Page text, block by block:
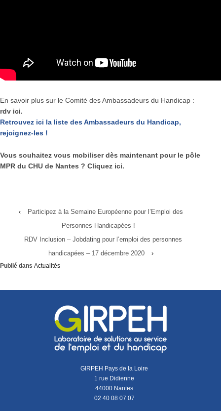
En savoir plus sur le Comité des Ambassadeurs du Handicap :
rdv ici.
Retrouvez ici la liste des Ambassadeurs du Handicap,
rejoignez-les !
Vous souhaitez vous mobiliser dès maintenant pour le pôle
MPR du CHU de Nantes ? Cliquez ici.
‹
Participez à la Semaine Européenne pour l’Emploi des
Personnes Handicapées !
RDV Inclusion – Jobdating pour l’emploi des personnes
handicapées – 17 décembre 2020
›
Publié dans Actualités
GIRPEH Pays de la Loire
1 rue Didienne
44000 Nantes
02 40 08 07 07